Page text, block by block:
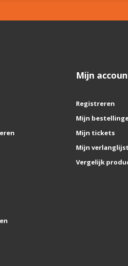
Mijn
Registreren
Mijn
Mijn tickets
Mijn verlanglijst
Vergelijk